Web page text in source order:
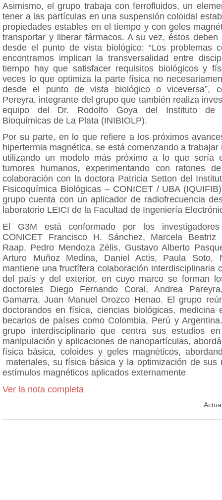
Asimismo, el grupo trabaja con ferrofluidos, un
tener a las partículas en una suspensión coloidal
propiedades estables en el tiempo y con geles
transportar y liberar fármacos. A su vez, éstos deben
desde el punto de vista biológico: “Los problemas
encontramos implican la transversalidad entre
tiempo hay que satisfacer requisitos biológicos y
veces lo que optimiza la parte física no
desde el punto de vista biológico o viceversa”,
Pereyra, integrante del grupo que también realiza
equipo del Dr. Rodolfo Goya del Instituto de
Bioquímicas de La Plata (INIBIOLP).
Por su parte, en lo que refiere a los próximos
hipertermia magnética, se está comenzando a trabajar
utilizando un modelo más próximo a lo que sería
tumores humanos, experimentando con ratones
colaboración con la doctora Patricia Setton del
Fisicoquímica Biológicas – CONICET / UBA
grupo cuenta con un aplicador de radiofrecuencia
laboratorio LEICI de la Facultad de Ingeniería
El G3M está conformado por los
CONICET Francisco H. Sánchez, Marcela Beatriz
Raap, Pedro Mendoza Zélis, Gustavo Alberto
Arturo Muñoz Medina, Daniel Actis, Paula Soto,
mantiene una fructífera colaboración interdisciplinaria
del país y del exterior, en cuyo marco se forman
doctorales Diego Fernando Coral, Andrea
Gamarra, Juan Manuel Orozco Henao. El grupo
doctorandos en física, ciencias biológicas, medicina
becarios de países como Colombia, Perú y
grupo interdisciplinario que centra sus estudios
manipulación y aplicaciones de nanopartículas,
física básica, coloides y geles magnéticos,
materiales, su física básica y la optimización de sus
estímulos magnéticos aplicados externamente
Ver la nota completa